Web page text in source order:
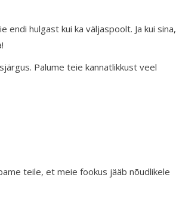
hulgast kui ka väljaspoolt. Ja kui sina,
Palume teie kannatlikkust veel
teile, et meie fookus jääb nõudlikele